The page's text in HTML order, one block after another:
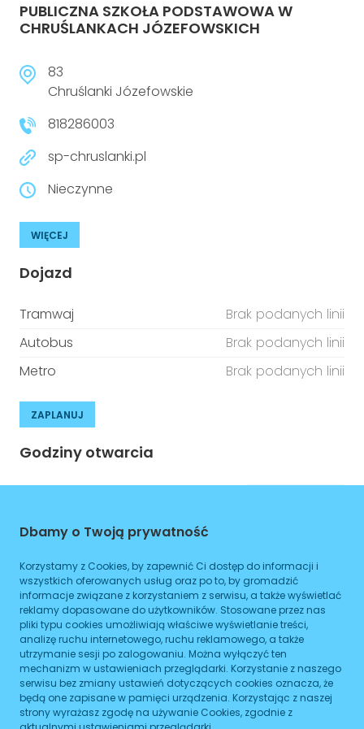
PUBLICZNA SZKOŁA PODSTAWOWA W
CHRUŚLANKACH JÓZEFOWSKICH
83
Chruślanki Józefowskie
818286003
sp-chruslanki.pl
Nieczynne
WIĘCEJ
Dojazd
Tramwaj
Brak podanych linii
Autobus
Brak podanych linii
Metro
Brak podanych linii
ZAPLANUJ
Godziny otwarcia
Wtorek
08:00
16:00
Czwartek
08:00-16:00
Piątek
08:00-16:00
Sobota
08:00
Niedziela
08:00- 16:00
Dbamy o Twoją prywatność
Korzystamy z Cookies, by zapewnić Ci dostęp do informacji i
wszystkich oferowanych usług oraz po to, by gromadzić
informacje związane z korzystaniem z serwisu, a także wyświetlać
reklamy dopasowane do użytkowników. Stosowane przez nas
pliki typu cookies umożliwiają właściwe wyświetlanie treści,
analizę ruchu internetowego, ruchu reklamowego, a także
utrzymanie sesji po zalogowaniu. Można wyłączyć ten
mechanizm w ustawieniach przeglądarki. Korzystanie z naszego
serwisu bez zmiany ustawień dotyczących cookies oznacza, że
będą one zapisane w pamięci urządzenia. Korzystając z naszej
strony wyrażasz zgodę na używanie Cookies, zgodnie z